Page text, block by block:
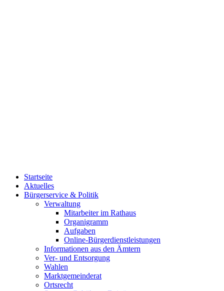
Startseite
Aktuelles
Bürgerservice & Politik
Verwaltung
Mitarbeiter im Rathaus
Organigramm
Aufgaben
Online-Bürgerdienstleistungen
Informationen aus den Ämtern
Ver- und Entsorgung
Wahlen
Marktgemeinderat
Ortsrecht